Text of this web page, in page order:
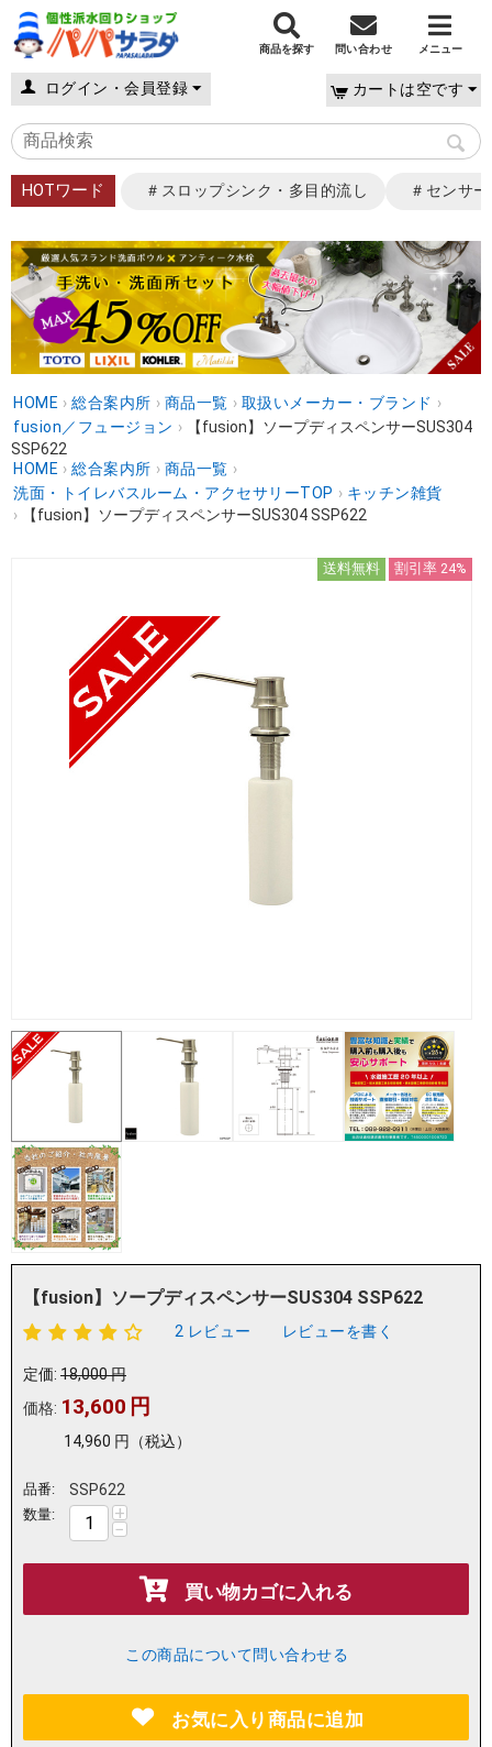
商品を探す 問い合わせ メニュー
ログイン・会員登録 カートは空です
HOTワード ＃スロップシンク・多目的流し ＃センサ
HOME › 総合案内所 › 商品一覧 › 取扱いメーカー・ブランド ›
fusion／フュージョン ›
【fusion】ソープディスペンサーSUS304
SSP622
HOME › 総合案内所 › 商品一覧 ›
洗面・トイレバスルーム・アクセサリーTOP › キッチン雑貨
›
【fusion】ソープディスペンサーSUS304 SSP622
送料無料 割引率 24%
【fusion】ソープディスペンサーSUS304 SSP622
2 レビュー レビューを書く
定価: 18,000円
価格: 13,600 円
14,960 円 （税込）
品番: SSP622
数量: +
−
買い物カゴに入れる
この商品について問い合わせる
お気に入り商品に追加